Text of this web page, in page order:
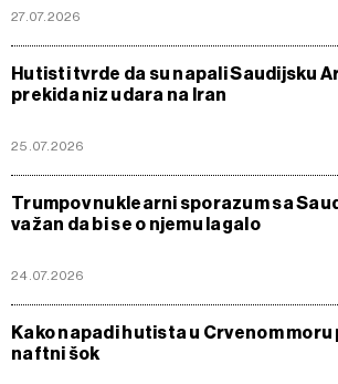
27.07.2026
Hutisti tvrde da su napali Saudijsku
prekida niz udara na Iran
25.07.2026
Trumpov nuklearni sporazum sa
važan da bi se o njemu lagalo
24.07.2026
Kako napadi hutista u Crvenom
naftni šok